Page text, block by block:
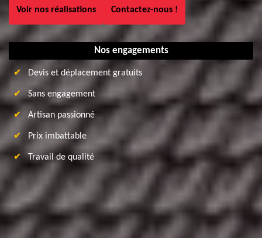
Voir nos réalisations Contactez-nous !
Nos engagements
Devis et déplacement gratuits
Sans engagement
Artisan passionné
Prix imbattable
Travail de qualité